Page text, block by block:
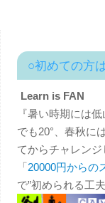
○初めての方
Learn is FAN
『暑い時期には
でも20°、春秋
てからチャレンジ
「20000円からの
で”初められる工